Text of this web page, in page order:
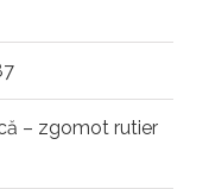
– zgomot rutier